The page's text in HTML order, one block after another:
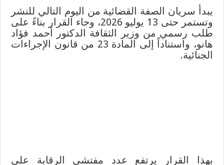
يبدأ سريان الصفة القضائية من اليوم التالي للنشر
وتستمر حتى 13 يوليو 2026، وجاء القرار بناءً على
طلب رسمي من وزير الثقافة الدكتور أحمد فؤاد
هانو، واستناداً إلى المادة 23 من قانون الإجراءات
الجنائية.
بهذا القرار يرتفع عدد مفتشي الرقابة على